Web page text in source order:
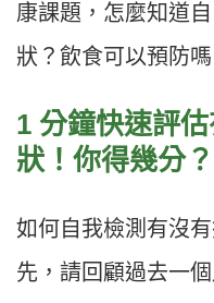
康課題，怎麼知道
狀？飲食可以預防
1 分鐘快速評
狀！你得幾分？
如何自我檢測有沒
先，請回顧過去一